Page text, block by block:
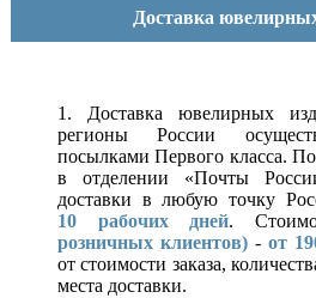
Доставка
1. Доставка ювелирных
регионы России
посылками Первого класса.
в отделении «Почты
доставки в любую точку
10 рабочих дней.
розничных клиентов)- от
от стоимости заказа,
места доставки.